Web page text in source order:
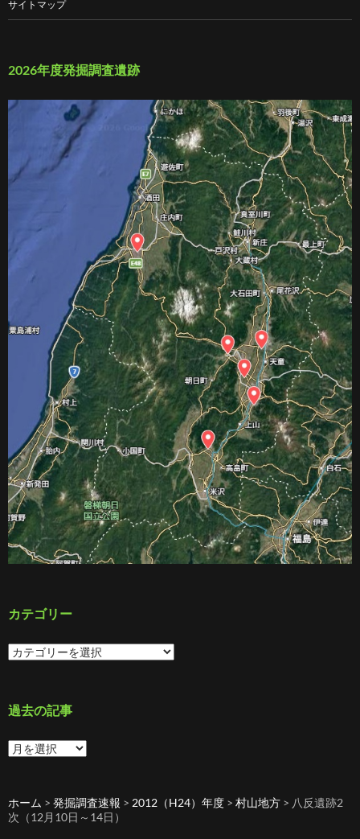
サイトマップ
2026年度発掘調査遺跡
カテゴリー
カ
テ
ー
過去の記事
過
去
事
ホーム > 発掘調査速報 > 2012（H24）年度 > 村山地方 > 八反遺跡2
次（12月10日～14日）